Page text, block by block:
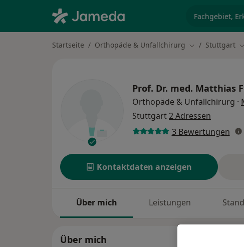
Startseite Orthopäde & Unfallchirurg Stadt ändern
Stuttgart
Prof. Dr. med. Matthias
Orthopäde & Unfallchirurg ·
Stuttgart2 Adressen
3 Bewertungen
Kontaktdaten anzeigen
Über mich Leistungen
Über mich